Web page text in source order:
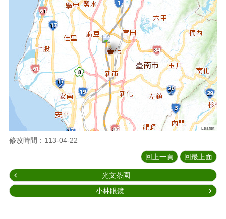
Leaflet
修改時間：113-04-22
回上一頁 回最上面
光文茶園
小林眼鏡